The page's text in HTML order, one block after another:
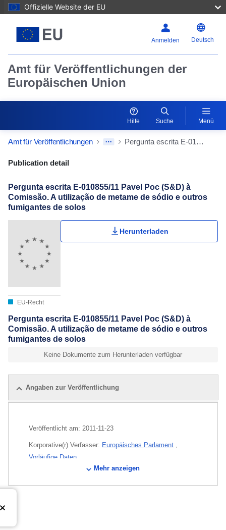
Offizielle Website der EU
Anmelden Deutsch
Amt für Veröffentlichungen der
Europäischen Union
Hilfe Suche Menü
Amt für Veröffentlichungen Pergunta escrita E-010855/11 Pavel Poc (S&D) à Comissão. A utilização de metame de sódio e outros fumigantes de solos
Publication Detail Actions Portlet
Publication detail
Pergunta escrita E-010855/11 Pavel Poc (S&D) à
Comissão. A utilização de metame de sódio e outros
fumigantes de solos
EU-Recht
Herunterladen
Pergunta escrita E-010855/11 Pavel Poc (S&D) à
Comissão. A utilização de metame de sódio e outros
fumigantes de solos
Keine Dokumente zum Herunterladen verfügbar
Angaben zur Veröffentlichung
Veröffentlicht am: 2011-11-23
Korporative(r) Verfasser: Europäisches Parlament
Vorläufige Daten
Mehr anzeigen